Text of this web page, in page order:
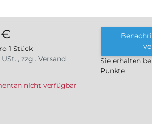
€
1 Stück
USt. , zzgl. Versand
nicht verfügbar
Sie erhalten
Punkte